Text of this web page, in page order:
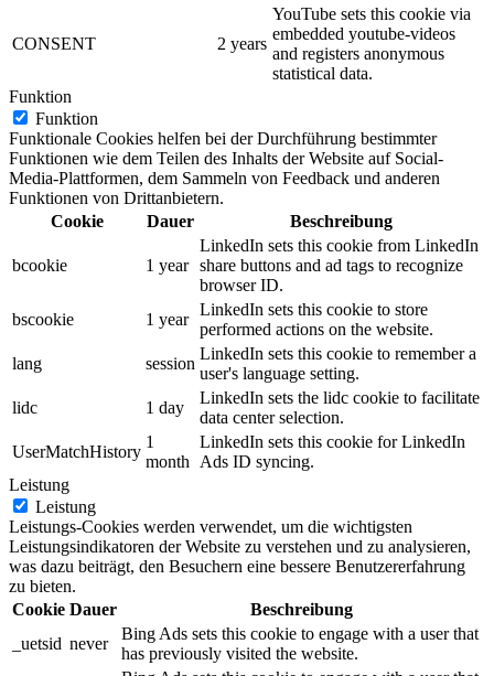
CONSENT 2 years
YouTube sets this cookie via
embedded youtube-videos
and registers anonymous
statistical data.
Funktion
Funktion
Funktionale Cookies helfen bei der Durchführung bestimmter
Funktionen wie dem Teilen des Inhalts der Website auf Social-
Media-Plattformen, dem Sammeln von Feedback und anderen
Funktionen von Drittanbietern.
Cookie
Dauer Beschreibung
bcookie 1 year
LinkedIn sets this cookie from LinkedIn
share buttons and ad tags to recognize
browser ID.
bscookie
1 year
LinkedIn sets this cookie to store
performed actions on the website.
lang
session
LinkedIn sets this cookie to remember a
user's language setting.
lidc
1 day
LinkedIn sets the lidc cookie to facilitate
data center selection.
UserMatchHistory
1
month
LinkedIn sets this cookie for LinkedIn
Ads ID syncing.
Leistung
Leistung
Leistungs-Cookies werden verwendet, um die wichtigsten
Leistungsindikatoren der Website zu verstehen und zu analysieren,
was dazu beiträgt, den Besuchern eine bessere Benutzererfahrung
zu bieten.
Cookie Dauer
Beschreibung
_uetsid never
Bing Ads sets this cookie to engage with a user that
has previously visited the website.